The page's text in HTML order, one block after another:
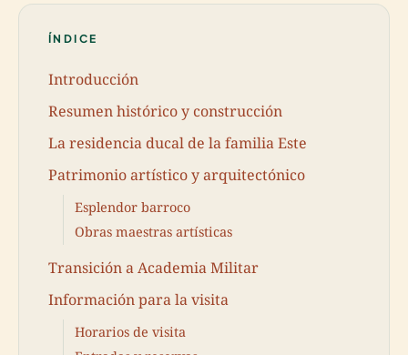
ÍNDICE
Introducción
Resumen histórico y construcción
La residencia ducal de la familia Este
Patrimonio artístico y arquitectónico
Esplendor barroco
Obras maestras artísticas
Transición a Academia Militar
Información para la visita
Horarios de visita